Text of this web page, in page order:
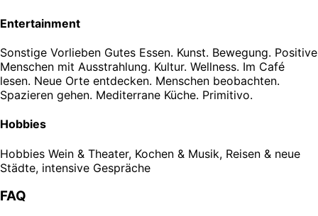
Entertainment
Sonstige Vorlieben Gutes Essen. Kunst. Bewegung. Positive
Menschen mit Ausstrahlung. Kultur. Wellness. Im Café
lesen. Neue Orte entdecken. Menschen beobachten.
Spazieren gehen. Mediterrane Küche. Primitivo.
Hobbies
Hobbies Wein & Theater, Kochen & Musik, Reisen & neue
Städte, intensive Gespräche
FAQ